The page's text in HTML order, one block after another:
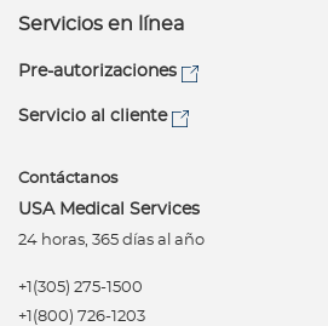
Servicios en línea
Pre-autorizaciones
Servicio al cliente
Contáctanos
USA Medical Services
24 horas, 365 días al año
+1(305) 275-1500
+1(800) 726-1203